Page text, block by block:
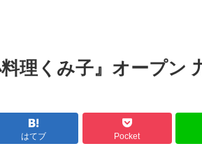
理くみ子』オープン
はてブ Pocket